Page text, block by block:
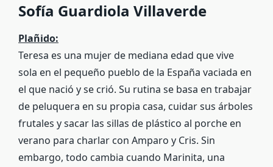
Sofía Guardiola Villaverde
Plañido:
Teresa es una mujer de mediana edad que vive
sola en el pequeño pueblo de la España vaciada en
el que nació y se crió. Su rutina se basa en trabajar
de peluquera en su propia casa, cuidar sus árboles
frutales y sacar las sillas de plástico al porche en
verano para charlar con Amparo y Cris. Sin
embargo, todo cambia cuando Marinita, una